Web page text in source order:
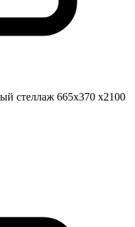
стеллаж 665х370 х2100